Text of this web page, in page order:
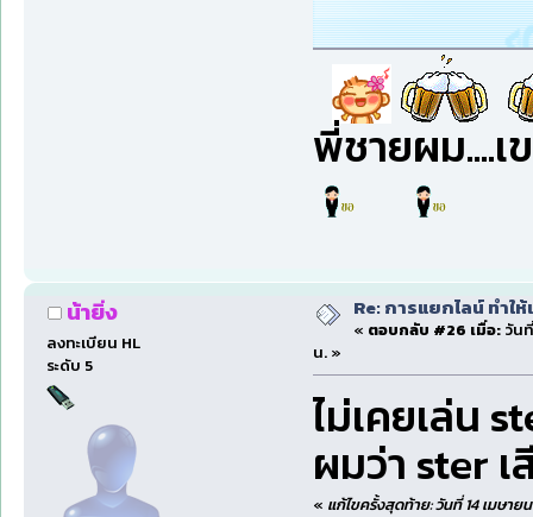
พี่ชายผม....เ
น้ายิ่ง
ลงทะเบียน HL
ระดับ 5
Re: การแยกไลน์ ทำใ
« ตอบกลับ #26 เมื่อ:วันที่
น. »
ไม่เคยเล่น
ผมว่า ster
« แก้ไขครั้งสุดท้าย: วันที่ 14 เมษาย